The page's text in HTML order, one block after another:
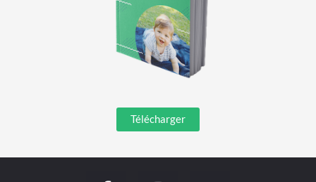
Télécharger